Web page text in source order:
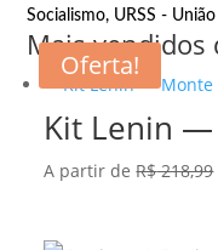
Socialismo, URSS -
Mais vendidos
Oferta!
Kit Lenin
A partir deR$218,99